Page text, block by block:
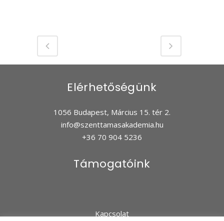
Elérhetőségünk
1056 Budapest, Március 15. tér 2.
info@szenttamasakademia.hu
+36 70 904 5236
Támogatóink
Kapcsolat